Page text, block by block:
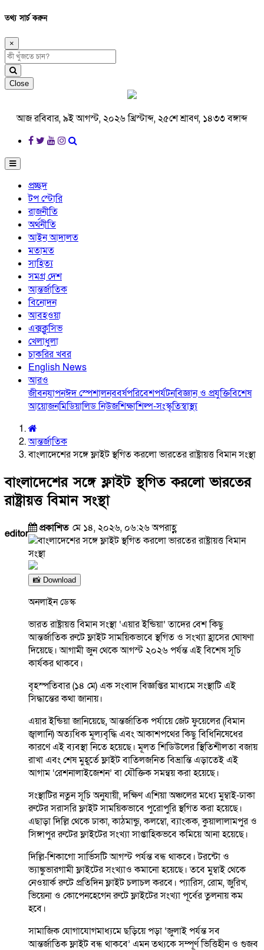
তথ্য সার্চ করুন
×
Close
আজ রবিবার, ৯ই আগস্ট, ২০২৬ খ্রিস্টাব্দ, ২৫শে শ্রাবণ, ১৪৩৩ বঙ্গাব্দ
প্রচ্ছদ
টপ স্টোরি
রাজনীতি
অর্থনীতি
আইন আদালত
মতামত
সাহিত্য
সমগ্র দেশ
আন্তর্জাতিক
বিনোদন
আবহওয়া
এক্সক্লুসিভ
খেলাধুলা
চাকরির খবর
English News
আরও
জীবনযাপনঈদ স্পেশালনববর্ষপরিবেশপর্যটনবিজ্ঞান ও প্রযুক্তিবিশেষ
আয়োজনমিডিয়ালিড নিউজশিক্ষাশিল্প-সংস্কৃতিস্বাস্থ্য
আন্তর্জাতিক
বাংলাদেশের সঙ্গে ফ্লাইট স্থগিত করলো ভারতের রাষ্ট্রায়ত্ত বিমান সংস্থা
বাংলাদেশের সঙ্গে ফ্লাইট স্থগিত করলো ভারতের
রাষ্ট্রায়ত্ত বিমান সংস্থা
editor প্রকাশিত মে ১৪, ২০২৬, ০৬:২৬ অপরাহ্ণ
📸 Download
অনলাইন ডেস্ক
ভারত রাষ্ট্রায়ত্ত বিমান সংস্থা ‘এয়ার ইন্ডিয়া’ তাদের বেশ কিছু
আন্তর্জাতিক রুটে ফ্লাইট সাময়িকভাবে স্থগিত ও সংখ্যা হ্রাসের ঘোষণা
দিয়েছে। আগামী জুন থেকে আগস্ট ২০২৬ পর্যন্ত এই বিশেষ সূচি
কার্যকর থাকবে।
বৃহস্পতিবার (১৪ মে) এক সংবাদ বিজ্ঞপ্তির মাধ্যমে সংস্থাটি এই
সিদ্ধান্তের কথা জানায়।
এয়ার ইন্ডিয়া জানিয়েছে, আন্তর্জাতিক পর্যায়ে জেট ফুয়েলের (বিমান
জ্বালানি) অত্যধিক মূল্যবৃদ্ধি এবং আকাশপথের কিছু বিধিনিষেধের
কারণে এই ব্যবস্থা নিতে হয়েছে। মূলত শিডিউলের স্থিতিশীলতা বজায়
রাখা এবং শেষ মুহূর্তে ফ্লাইট বাতিলজনিত বিভ্রান্তি এড়াতেই এই
আগাম ‘রেশনালাইজেশন’ বা যৌক্তিক সমন্বয় করা হয়েছে।
সংস্থাটির নতুন সূচি অনুযায়ী, দক্ষিণ এশিয়া অঞ্চলের মধ্যে মুম্বাই-ঢাকা
রুটের সরাসরি ফ্লাইট সাময়িকভাবে পুরোপুরি স্থগিত করা হয়েছে।
এছাড়া দিল্লি থেকে ঢাকা, কাঠমান্ডু, কলম্বো, ব্যাংকক, কুয়ালালামপুর ও
সিঙ্গাপুর রুটের ফ্লাইটের সংখ্যা সাপ্তাহিকভবে কমিয়ে আনা হয়েছে।
দিল্লি-শিকাগো সার্ভিসটি আগস্ট পর্যন্ত বন্ধ থাকবে। টরন্টো ও
ভ্যাঙ্কুভারগামী ফ্লাইটের সংখ্যাও কমানো হয়েছে। তবে মুম্বাই থেকে
নেওয়ার্ক রুটে প্রতিদিন ফ্লাইট চলাচল করবে। প্যারিস, রোম, জুরিখ,
ভিয়েনা ও কোপেনহেগেন রুটে ফ্লাইটের সংখ্যা পূর্বের তুলনায় কম
হবে।
সামাজিক যোগাযোগমাধ্যমে ছড়িয়ে পড়া ‘জুলাই পর্যন্ত সব
আন্তর্জাতিক ফ্লাইট বন্ধ থাকবে’ এমন তথ্যকে সম্পূর্ণ ভিত্তিহীন ও গুজব